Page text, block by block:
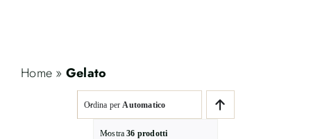
Home » Gelato
Ordina per Automatico
Mostra36 prodotti